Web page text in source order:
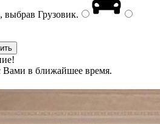
выбрав Грузовик.
Вами в ближайшее время.